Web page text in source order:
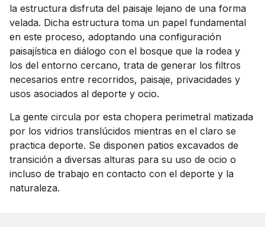
la estructura disfruta del paisaje lejano de una forma
velada. Dicha estructura toma un papel fundamental
en este proceso, adoptando una configuración
paisajística en diálogo con el bosque que la rodea y
los del entorno cercano, trata de generar los filtros
necesarios entre recorridos, paisaje, privacidades y
usos asociados al deporte y ocio.
La gente circula por esta chopera perimetral matizada
por los vidrios translúcidos mientras en el claro se
practica deporte. Se disponen patios excavados de
transición a diversas alturas para su uso de ocio o
incluso de trabajo en contacto con el deporte y la
naturaleza.